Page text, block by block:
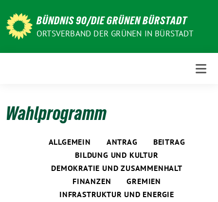
zum
Inhalt
BÜNDNIS 90/DIE GRÜNEN BÜRSTADT
ORTSVERBAND DER GRÜNEN IN BÜRSTADT
Wahlprogramm
ALLGEMEIN ANTRAG
BEITRAG
BILDUNG UND KULTUR
DEMOKRATIE UND ZUSAMMENHALT
FINANZEN
GREMIEN
INFRASTRUKTUR UND ENERGIE